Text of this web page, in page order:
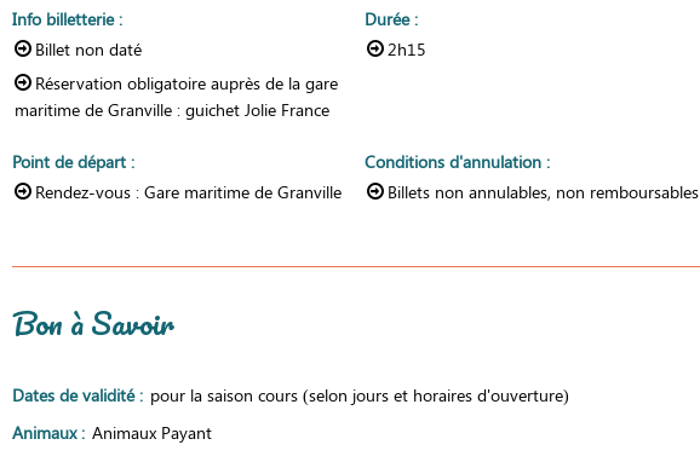
Info billetterie:
Billet non daté
Réservation obligatoire auprès de la gare
maritime de Granville : guichet Jolie France
Durée:
2h15
Point de départ :
Rendez-vous : Gare maritime de Granville
Conditions d'annulation:
Billets non annulables, non remboursables
Bon à Savoir
Dates de validité: pour la saison cours (selon jours et horaires d'ouverture)
Animaux: Animaux Payant